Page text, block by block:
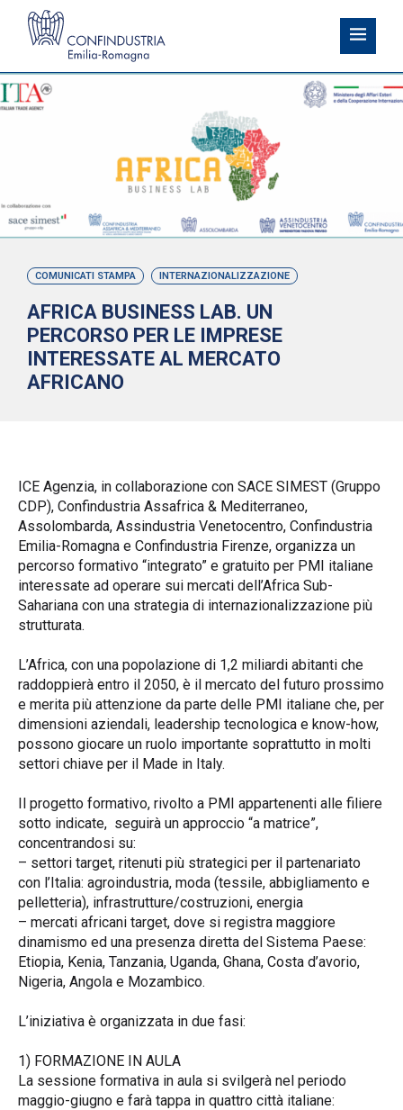
COMUNICATI STAMPA INTERNAZIONALIZZAZIONE
AFRICA BUSINESS LAB. UN
PERCORSO PER LE IMPRESE
INTERESSATE AL MERCATO
AFRICANO
ICE Agenzia, in collaborazione con SACE SIMEST (Gruppo
CDP), Confindustria Assafrica & Mediterraneo,
Assolombarda, Assindustria Venetocentro, Confindustria
Emilia-Romagna e Confindustria Firenze, organizza un
percorso formativo “integrato” e gratuito per PMI italiane
interessate ad operare sui mercati dell’Africa Sub-
Sahariana con una strategia di internazionalizzazione più
strutturata.
L’Africa, con una popolazione di 1,2 miliardi abitanti che
raddoppierà entro il 2050, è il mercato del futuro prossimo
e merita più attenzione da parte delle PMI italiane che, per
dimensioni aziendali, leadership tecnologica e know-how,
possono giocare un ruolo importante soprattutto in molti
settori chiave per il Made in Italy.
Il progetto formativo, rivolto a PMI appartenenti alle filiere
sotto indicate, seguirà un approccio “a matrice”,
concentrandosi su:
– settori target, ritenuti più strategici per il partenariato
con l’Italia: agroindustria, moda (tessile, abbigliamento e
pelletteria), infrastrutture/costruzioni, energia
– mercati africani target, dove si registra maggiore
dinamismo ed una presenza diretta del Sistema Paese:
Etiopia, Kenia, Tanzania, Uganda, Ghana, Costa d’avorio,
Nigeria, Angola e Mozambico.
L’iniziativa è organizzata in due fasi:
1) FORMAZIONE IN AULA
La sessione formativa in aula si svilgerà nel periodo
maggio-giugno e farà tappa in quattro città italiane: